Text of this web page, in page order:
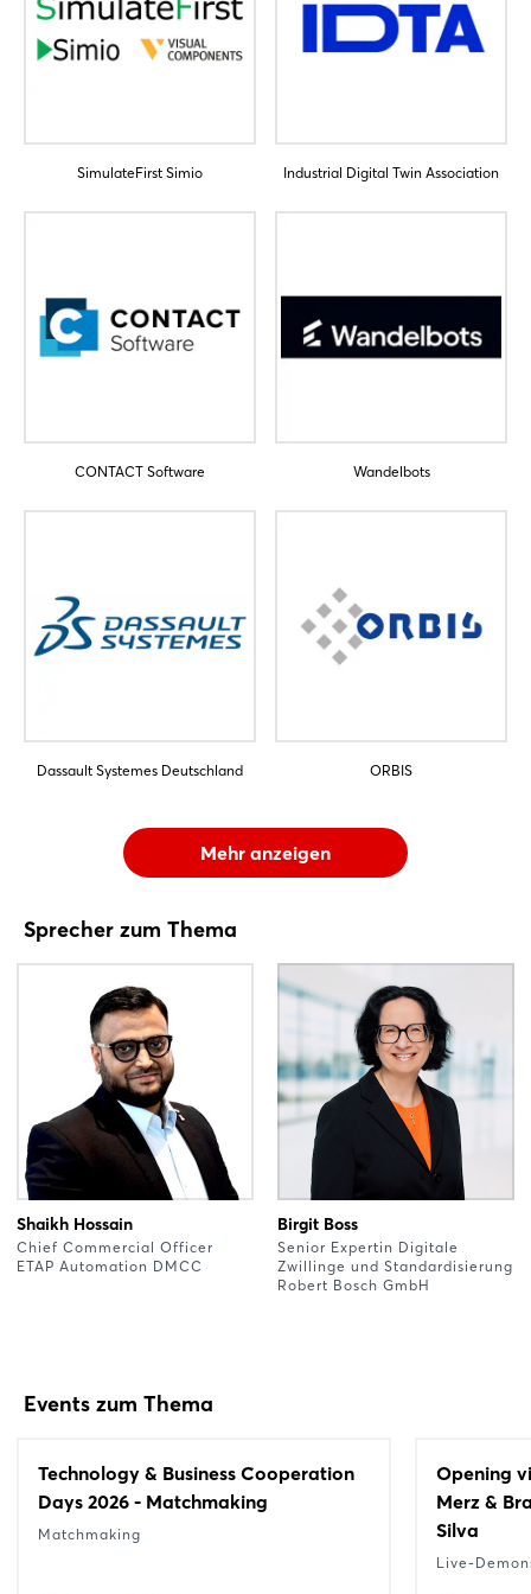
SimulateFirst Simio Industrial Digital Twin Association
CONTACT Software Wandelbots
Dassault Systemes Deutschland ORBIS
Mehr anzeigen
Sprecher zum Thema
Shaikh Hossain
Chief Commercial Officer
ETAP Automation DMCC
Birgit Boss
Senior Expertin Digitale
Zwillinge und Standardisierung
Robert Bosch GmbH
Events zum Thema
Technology & Business Cooperation
Days 2026 - Matchmaking
Matchmaking
Opening
Merz &
Silva
Live-
Login
Einloggen
Passwort vergessen?